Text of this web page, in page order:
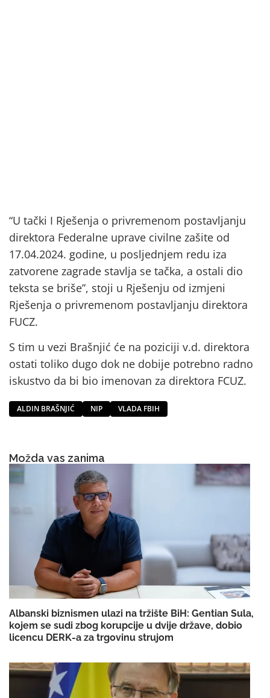
“U tački I Rješenja o privremenom postavljanju
direktora Federalne uprave civilne zašite od
17.04.2024. godine, u posljednjem redu iza
zatvorene zagrade stavlja se tačka, a ostali dio
teksta se briše”, stoji u Rješenju od izmjeni
Rješenja o privremenom postavljanju direktora
FUCZ.
S tim u vezi Brašnjić će na poziciji v.d. direktora
ostati toliko dugo dok ne dobije potrebno radno
iskustvo da bi bio imenovan za direktora FCUZ.
ALDIN BRAŠNJIĆ NIP VLADA FBIH
Možda vas zanima
Albanski biznismen ulazi na tržište BiH: Gentian Sula,
kojem se sudi zbog korupcije u dvije države, dobio
licencu DERK-a za trgovinu strujom